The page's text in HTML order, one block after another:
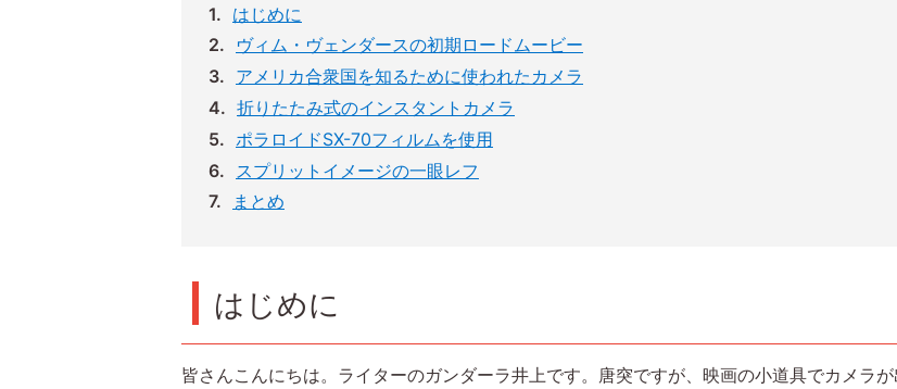
はじめに
ヴィム・ヴェンダースの初期ロードムービー
アメリカ合衆国を知るために使われたカメラ
折りたたみ式のインスタントカメラ
ポラロイドSX-70フィルムを使用
スプリットイメージの一眼レフ
まとめ
はじめに
皆さんこんにちは。ライターのガンダーラ井上です。唐突ですが、映画の小道具でカメラ